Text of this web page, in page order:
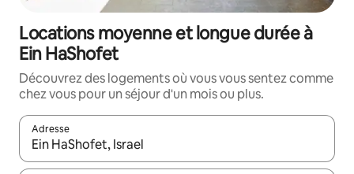
Locations moyenne et longue durée à
Ein HaShofet
Découvrez des logements où vous vous sentez comme
chez vous pour un séjour d'un mois ou plus.
Adresse
Lorsque les résultats s'affichent, utilisez les flèches vers le